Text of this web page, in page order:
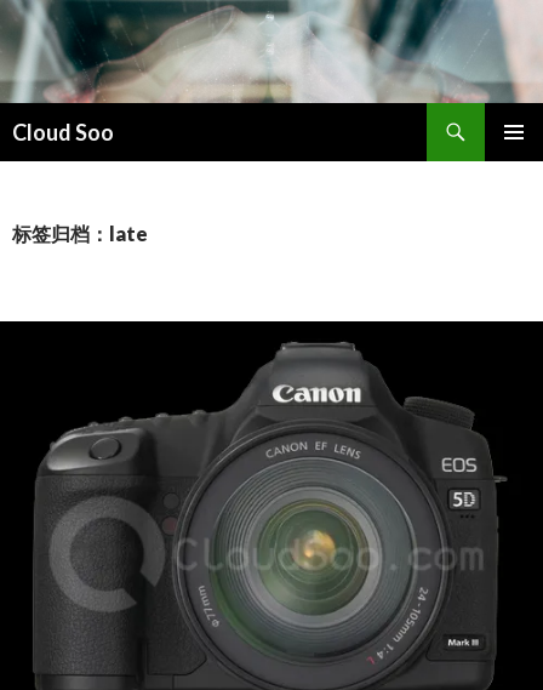
Cloud Soo
索
文
标签归档：late